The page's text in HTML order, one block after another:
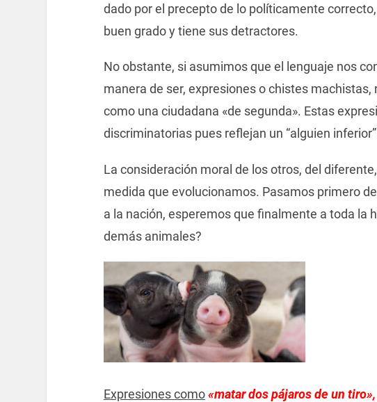
dado por el precepto de lo políticamente
buen grado y tiene sus detractores.
No obstante, si asumimos que el lenguaje nos
manera de ser, expresiones o chistes
como una ciudadana «de segunda». Estas
discriminatorias pues reflejan un “alguien
La consideración moral de los otros, del
medida que evolucionamos. Pasamos primero
a la nación, esperemos que finalmente a toda la
demás animales?
Expresiones como«matar dos pájaros de un